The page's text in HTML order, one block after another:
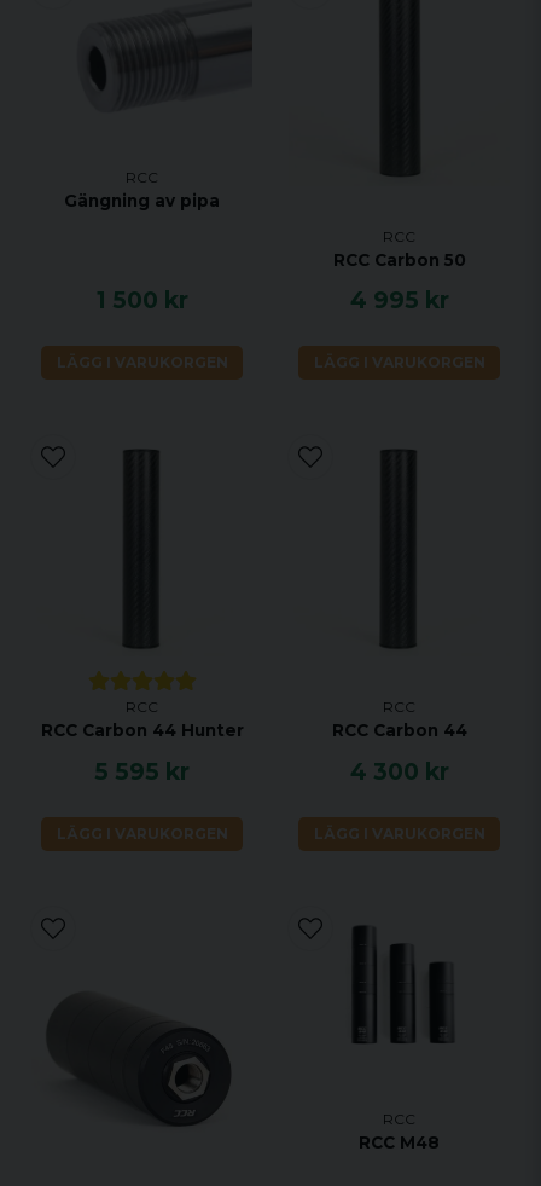
RCC
Gängning av pipa
1 500 kr
LÄGG I VARUKORGEN
RCC
RCC Carbon 50
4 995 kr
LÄGG I VARUKORGEN
RCC
RCC Carbon 44 Hunter
5 595 kr
LÄGG I VARUKORGEN
RCC
RCC Carbon 44
4 300 kr
LÄGG I VARUKORGEN
RCC
RCC M48